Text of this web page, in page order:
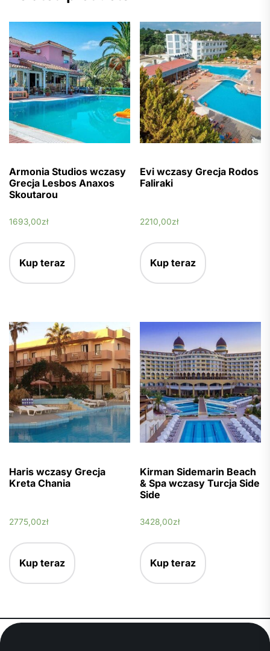
Armonia Studios wczasy
Grecja Lesbos Anaxos
Skoutarou
1693,00zł
Kup teraz
Evi wczasy Grecja Rodos
Faliraki
2210,00zł
Kup teraz
Haris wczasy Grecja
Kreta Chania
2775,00zł
Kup teraz
Kirman Sidemarin Beach
& Spa wczasy Turcja Side
Side
3428,00zł
Kup teraz